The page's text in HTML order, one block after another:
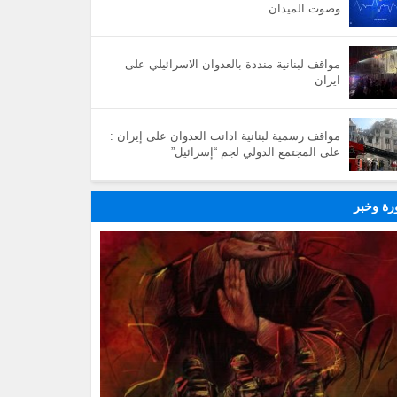
وصوت الميدان
مواقف لبنانية منددة بالعدوان الاسرائيلي على
ايران
مواقف رسمية لبنانية ادانت العدوان على إيران :
على المجتمع الدولي لجم “إسرائيل”
وخبر